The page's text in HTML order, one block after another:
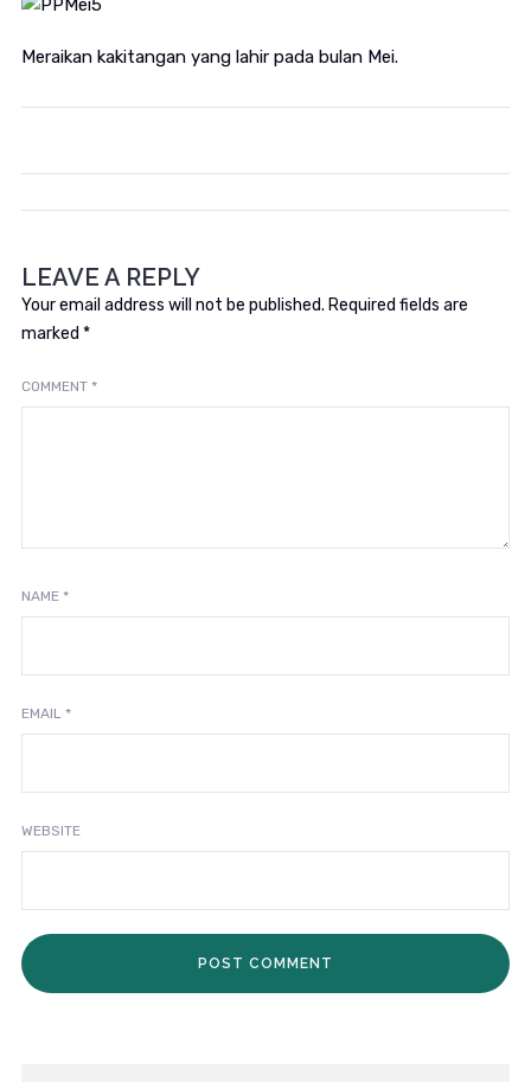
Meraikan kakitangan yang lahir pada bulan Mei.
LEAVE A REPLY
Your email address will not be published. Required fields are
marked *
COMMENT *
NAME *
EMAIL *
WEBSITE